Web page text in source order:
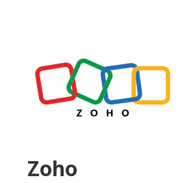
Zoho